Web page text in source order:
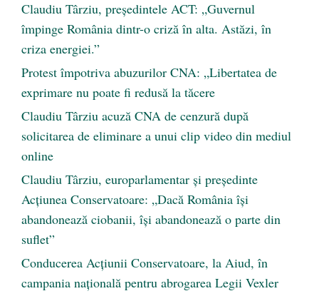
Claudiu Târziu, președintele ACT: „Guvernul
împinge România dintr-o criză în alta. Astăzi, în
criza energiei.”
Protest împotriva abuzurilor CNA: „Libertatea de
exprimare nu poate fi redusă la tăcere
Claudiu Târziu acuză CNA de cenzură după
solicitarea de eliminare a unui clip video din mediul
online
Claudiu Târziu, europarlamentar și președinte
Acțiunea Conservatoare: „Dacă România își
abandonează ciobanii, își abandonează o parte din
suflet”
Conducerea Acțiunii Conservatoare, la Aiud, în
campania națională pentru abrogarea Legii Vexler